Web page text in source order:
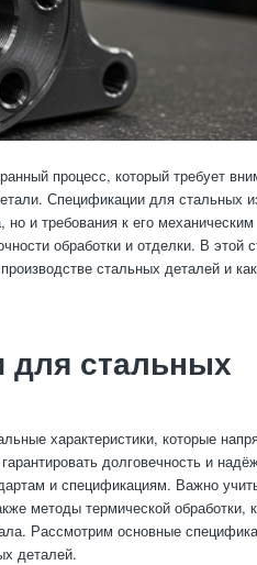
процесс, который требует
Спецификации для стальных
и требования к его механическим
обработки и отделки. В этой
стальных деталей и
для стальных
характеристики, которые
долговечность и
и спецификациям. Важно
методы термической обработки,
Рассмотрим основные
деталей.